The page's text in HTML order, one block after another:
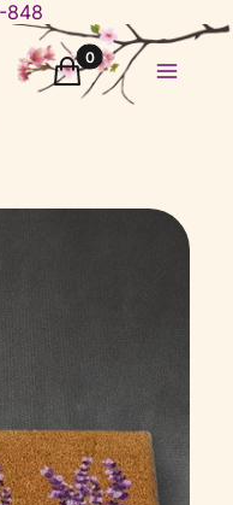
848
się Produkty w
Koszyk Menu